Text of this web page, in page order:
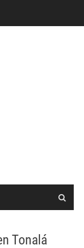
Tonalá